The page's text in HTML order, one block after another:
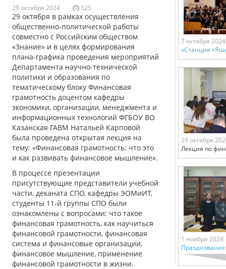
29 октября 2024 525
29 октября в рамках осуществления
общественно-политической работы
совместно с Российским обществом
«Знание» и в целях формирования
плана-графика проведения мероприятий
Департамента научно-технической
политики и образования по
тематическому блоку Финансовая
грамотность доцентом кафедры
экономики, организации, менеджмента и
информационных технологий ФГБОУ ВО
Казанская ГАВМ Натальей Карповой
была проведена открытая лекция на
тему: «Финансовая грамотность: что это
и как развивать финансовое мышление».
В процессе презентации
присутствующие представители учебной
части, деканата СПО, кафедры ЭОМиИТ,
студенты 11-й группы СПО были
ознакомлены с вопросами: что такое
финансовая грамотность, как научиться
финансовой грамотности, финансовая
система и финансовые организации,
финансовое мышление, применение
финансовой грамотности в жизни.
7 октября 2024
«Станция
29 октября
Лекция по
1 ноября 2024